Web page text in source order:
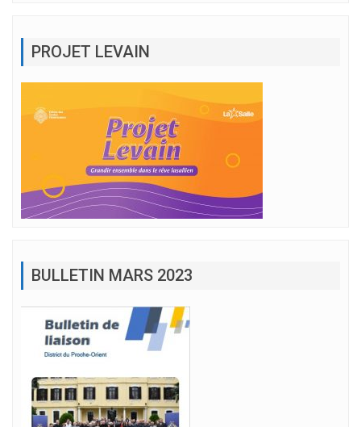
PROJET LEVAIN
BULLETIN MARS 2023